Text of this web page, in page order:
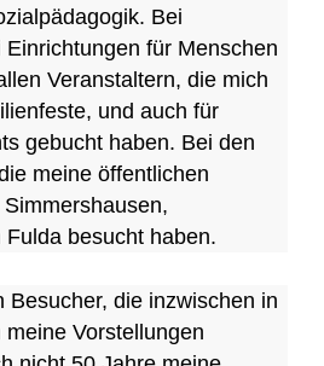
Bei
für Menschen
Veranstaltern, die mich
und auch für
gebucht haben. Bei den
meine öffentlichen
besucht haben.
Besucher, die inzwischen in
Vorstellungen